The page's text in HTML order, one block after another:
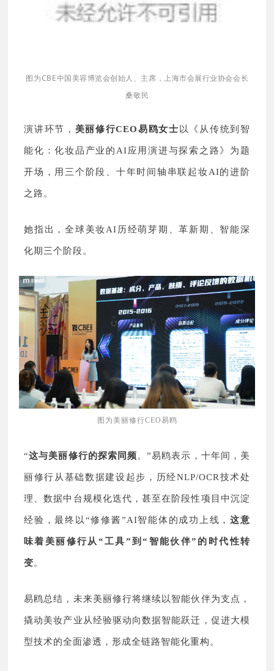
图为CBE中国美容博览会创始人、主席，上海市会展行业协会会长
桑敬民
演讲环节， 美丽修行CEO易鸥女士 以《从传统到智
能化：化妆品产业的AI应用演进与探索之路》为题
开场，用三个阶段、十年时间轴串联起妆AI的进阶
之路。
她指出，全球美妆AI历经萌芽期、革新期、智能深
化期三个阶段。
图为美丽修行CEO易鸥
“这与美丽修行的探索同频。”易鸥表示，十年间，美
丽修行从基础数据建设起步，历经NLP/OCR技术处
理、数据中台规模化迭代，甚至在阶段性项目中沉淀
经验，最终以“修修酱”AI智能体的成功上线，这意
味着美丽修行从“工具”到“智能伙伴”的时代性转
变。
易鸥总结，未来美丽修行将继续以智能伙伴为支点，
撬动美妆产业从经验驱动向数据智能跃迁，促进大模
型技术的全面渗透，形成全链路智能化重构。